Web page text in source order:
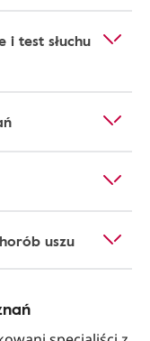
i test słuchu
uszu